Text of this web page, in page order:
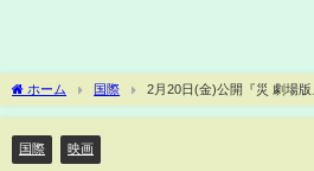
ホーム 国際
2月20日(金)公開『災 劇場
グVer】
国際 映画